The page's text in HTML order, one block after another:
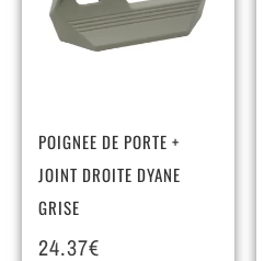
POIGNEE DE PORTE +
JOINT DROITE DYANE
GRISE
24.37€